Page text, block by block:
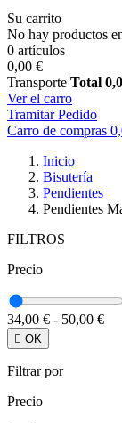
Su carrito
No hay productos
0 artículos
0,00 €
Transporte Total
Ver el carro
Tramitar Pedido
Carro de compras
Inicio
Bisutería
Pendientes
Pendientes
FILTROS
Precio
34,00 € - 50,00 €
 OK
Filtrar por
Precio